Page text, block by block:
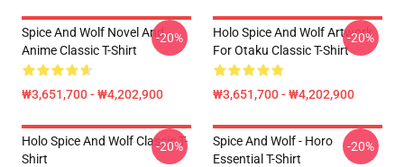
Spice And Wolf Novel And
Anime Classic T-Shirt
₩3,651,700 - ₩4,202,900
-20%
Holo Spice And Wolf Artwork
For Otaku Classic T-Shirt
₩3,651,700 - ₩4,202,900
-20%
Holo Spice And Wolf Classic T-
Shirt
-20%
Spice And Wolf - Horo
Essential T-Shirt
-20%